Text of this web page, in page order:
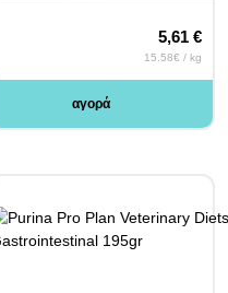
5,61 €
15.58€ / kg
αγορά